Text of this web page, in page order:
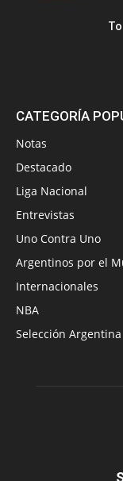
CATEGORÍA
Notas
Destacado
Liga Nacional
Entrevistas
Uno Contra Uno
Argentinos por el
Internacionales
NBA
Selección Argentina